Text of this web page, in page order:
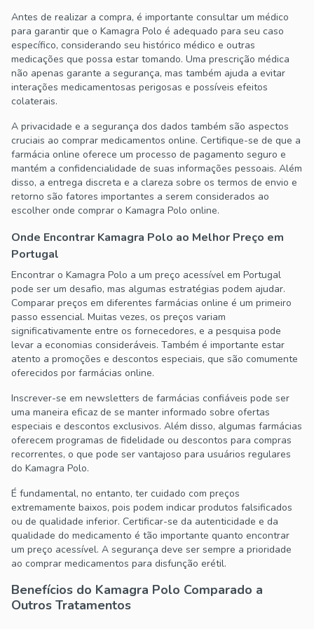
Antes de realizar a compra, é importante consultar um médico
para garantir que o Kamagra Polo é adequado para seu caso
específico, considerando seu histórico médico e outras
medicações que possa estar tomando. Uma prescrição médica
não apenas garante a segurança, mas também ajuda a evitar
interações medicamentosas perigosas e possíveis efeitos
colaterais.
A privacidade e a segurança dos dados também são aspectos
cruciais ao comprar medicamentos online. Certifique-se de que a
farmácia online oferece um processo de pagamento seguro e
mantém a confidencialidade de suas informações pessoais. Além
disso, a entrega discreta e a clareza sobre os termos de envio e
retorno são fatores importantes a serem considerados ao
escolher onde comprar o Kamagra Polo online.
Onde Encontrar Kamagra Polo ao Melhor Preço em
Portugal
Encontrar o Kamagra Polo a um preço acessível em Portugal
pode ser um desafio, mas algumas estratégias podem ajudar.
Comparar preços em diferentes farmácias online é um primeiro
passo essencial. Muitas vezes, os preços variam
significativamente entre os fornecedores, e a pesquisa pode
levar a economias consideráveis. Também é importante estar
atento a promoções e descontos especiais, que são comumente
oferecidos por farmácias online.
Inscrever-se em newsletters de farmácias confiáveis pode ser
uma maneira eficaz de se manter informado sobre ofertas
especiais e descontos exclusivos. Além disso, algumas farmácias
oferecem programas de fidelidade ou descontos para compras
recorrentes, o que pode ser vantajoso para usuários regulares
do Kamagra Polo.
É fundamental, no entanto, ter cuidado com preços
extremamente baixos, pois podem indicar produtos falsificados
ou de qualidade inferior. Certificar-se da autenticidade e da
qualidade do medicamento é tão importante quanto encontrar
um preço acessível. A segurança deve ser sempre a prioridade
ao comprar medicamentos para disfunção erétil.
Benefícios do Kamagra Polo Comparado a
Outros Tratamentos